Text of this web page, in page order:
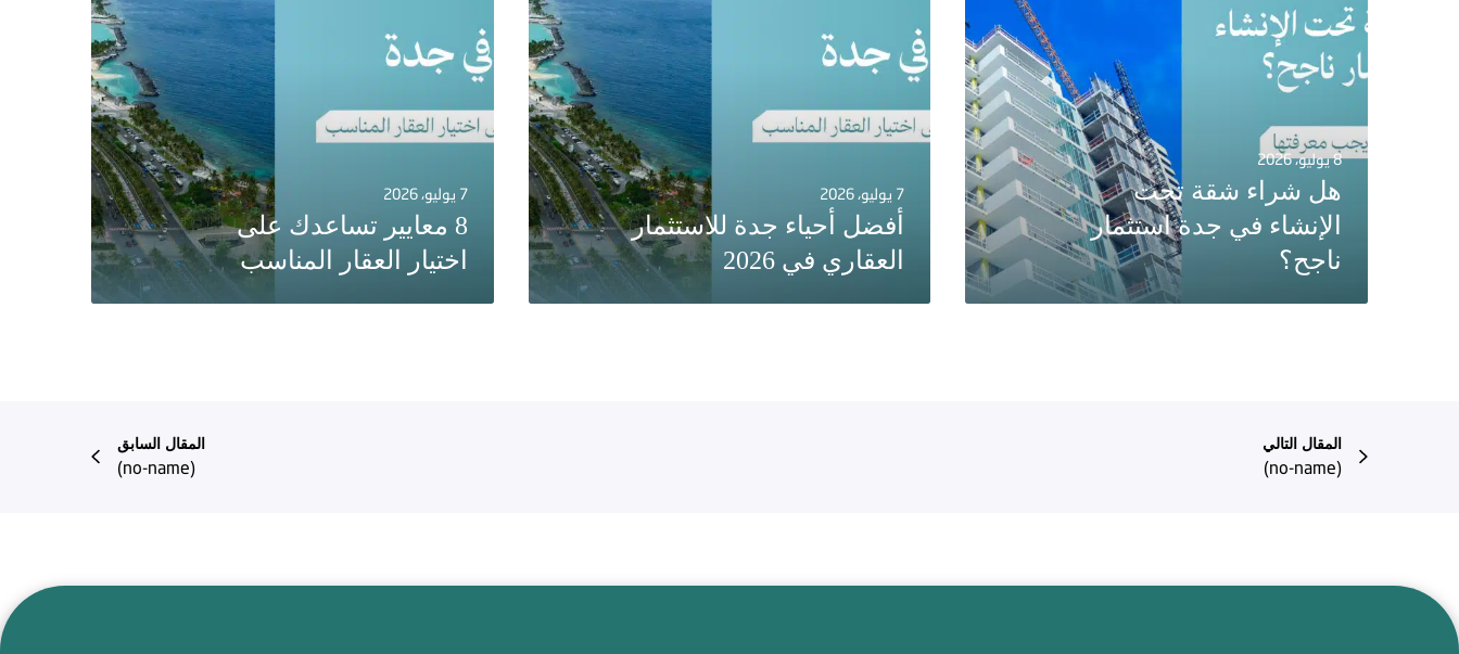
8 يوليو، 2026
هل شراء شقة تحت
الإنشاء في جدة استثمار
ناجح؟
7 يوليو، 2026
أفضل أحياء جدة للاستثمار
العقاري في 2026
7 يوليو، 2026
8 معايير تساعدك على
اختيار العقار المناسب
المقال السابق
(no-name)
المقال التالي
(no-name)